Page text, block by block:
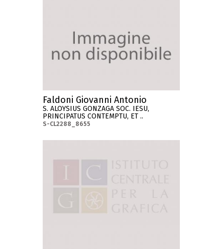
Faldoni Giovanni Antonio
S. ALOYSIUS GONZAGA SOC. IESU,
PRINCIPATUS CONTEMPTU, ET ..
S-CL2288_8655